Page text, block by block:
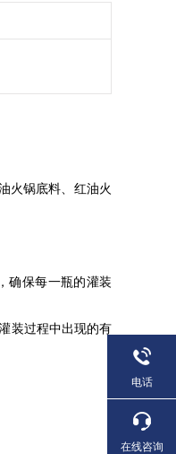
火锅底料、红油火
确保每一瓶的灌装
装过程中出现的有
电话
在线咨询